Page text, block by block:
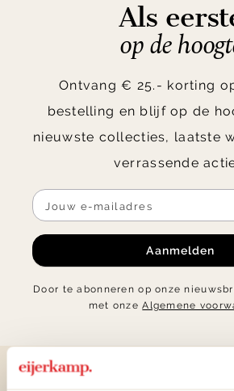
Als
op de
Ontvang € 25.- korting
bestelling en blijf op de
nieuwste collecties, laatste
verrassende
Aanmelden
Door te abonneren op onze
met onzeAlgemene
Contact